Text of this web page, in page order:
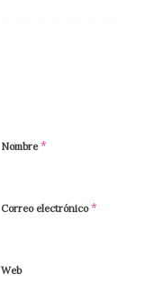
Nombre*
Correo electrónico*
Web